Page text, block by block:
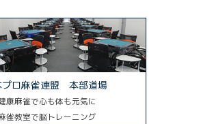
プロ麻雀連盟 本部道場
康麻雀で心も体も元気に
雀教室で脳トレーニング